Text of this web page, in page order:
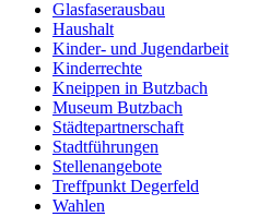
Glasfaserausbau
Haushalt
Kinder- und Jugendarbeit
Kinderrechte
Kneippen in Butzbach
Museum Butzbach
Städtepartnerschaft
Stadtführungen
Stellenangebote
Treffpunkt Degerfeld
Wahlen